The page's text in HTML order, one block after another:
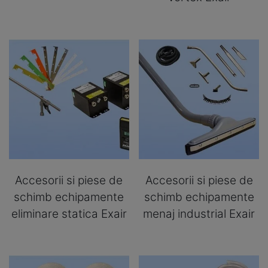
Accesorii si piese de
schimb echipamente
eliminare statica Exair
Accesorii si piese de
schimb echipamente
menaj industrial Exair